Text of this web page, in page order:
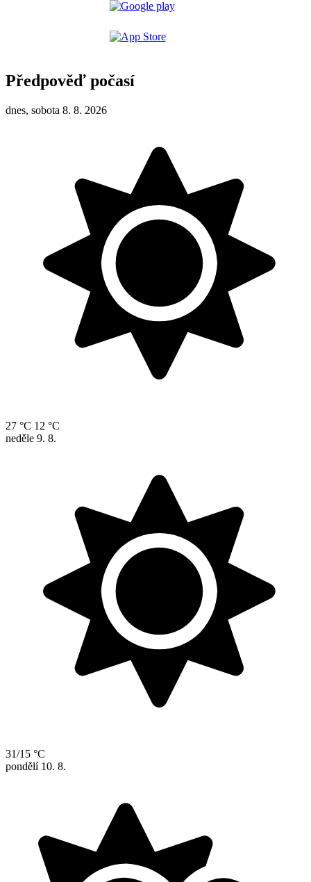
Předpověď počasí
dnes, sobota 8. 8. 2026
27 °C 12 °C
neděle 9. 8.
31/15 °C
pondělí 10. 8.